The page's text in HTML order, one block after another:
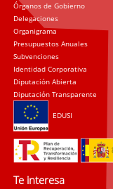
Órganos de Gobierno
Delegaciones
Organigrama
Presupuestos Anuales
Subvenciones
Identidad Corporativa
Diputación Abierta
Diputación Transparente
EDUSI
Te interesa